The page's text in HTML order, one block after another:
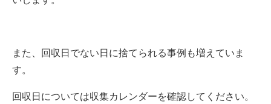
また、回収日でない日に捨てられる事例も増えていま
す。
回収日については収集カレンダーを確認してください。